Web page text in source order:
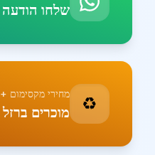
שלחו
♻️ מחירי מקסימום
מוכרים